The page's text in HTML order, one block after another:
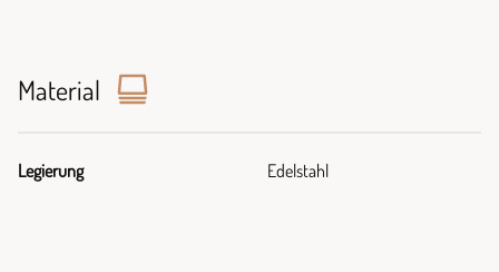
Material
Legierung Edelstahl